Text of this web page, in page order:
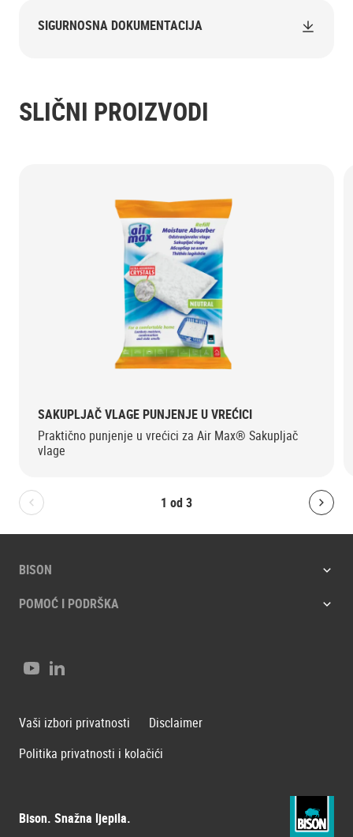
SIGURNOSNA DOKUMENTACIJA
SLIČNI PROIZVODI
1 od 3
Bolton.General.PreviousSlide
SAKUPLJAČ VLAGE PUNJENJE U VREĆICI
Praktično punjenje u vrećici za Air Max® Sakupljač
vlage
BISON
POMOĆ I PODRŠKA
Bison. Snažna ljepila.
YoutubeLinkedIn
Vaši izbori privatnosti
Disclaimer
Politika privatnosti i kolačići